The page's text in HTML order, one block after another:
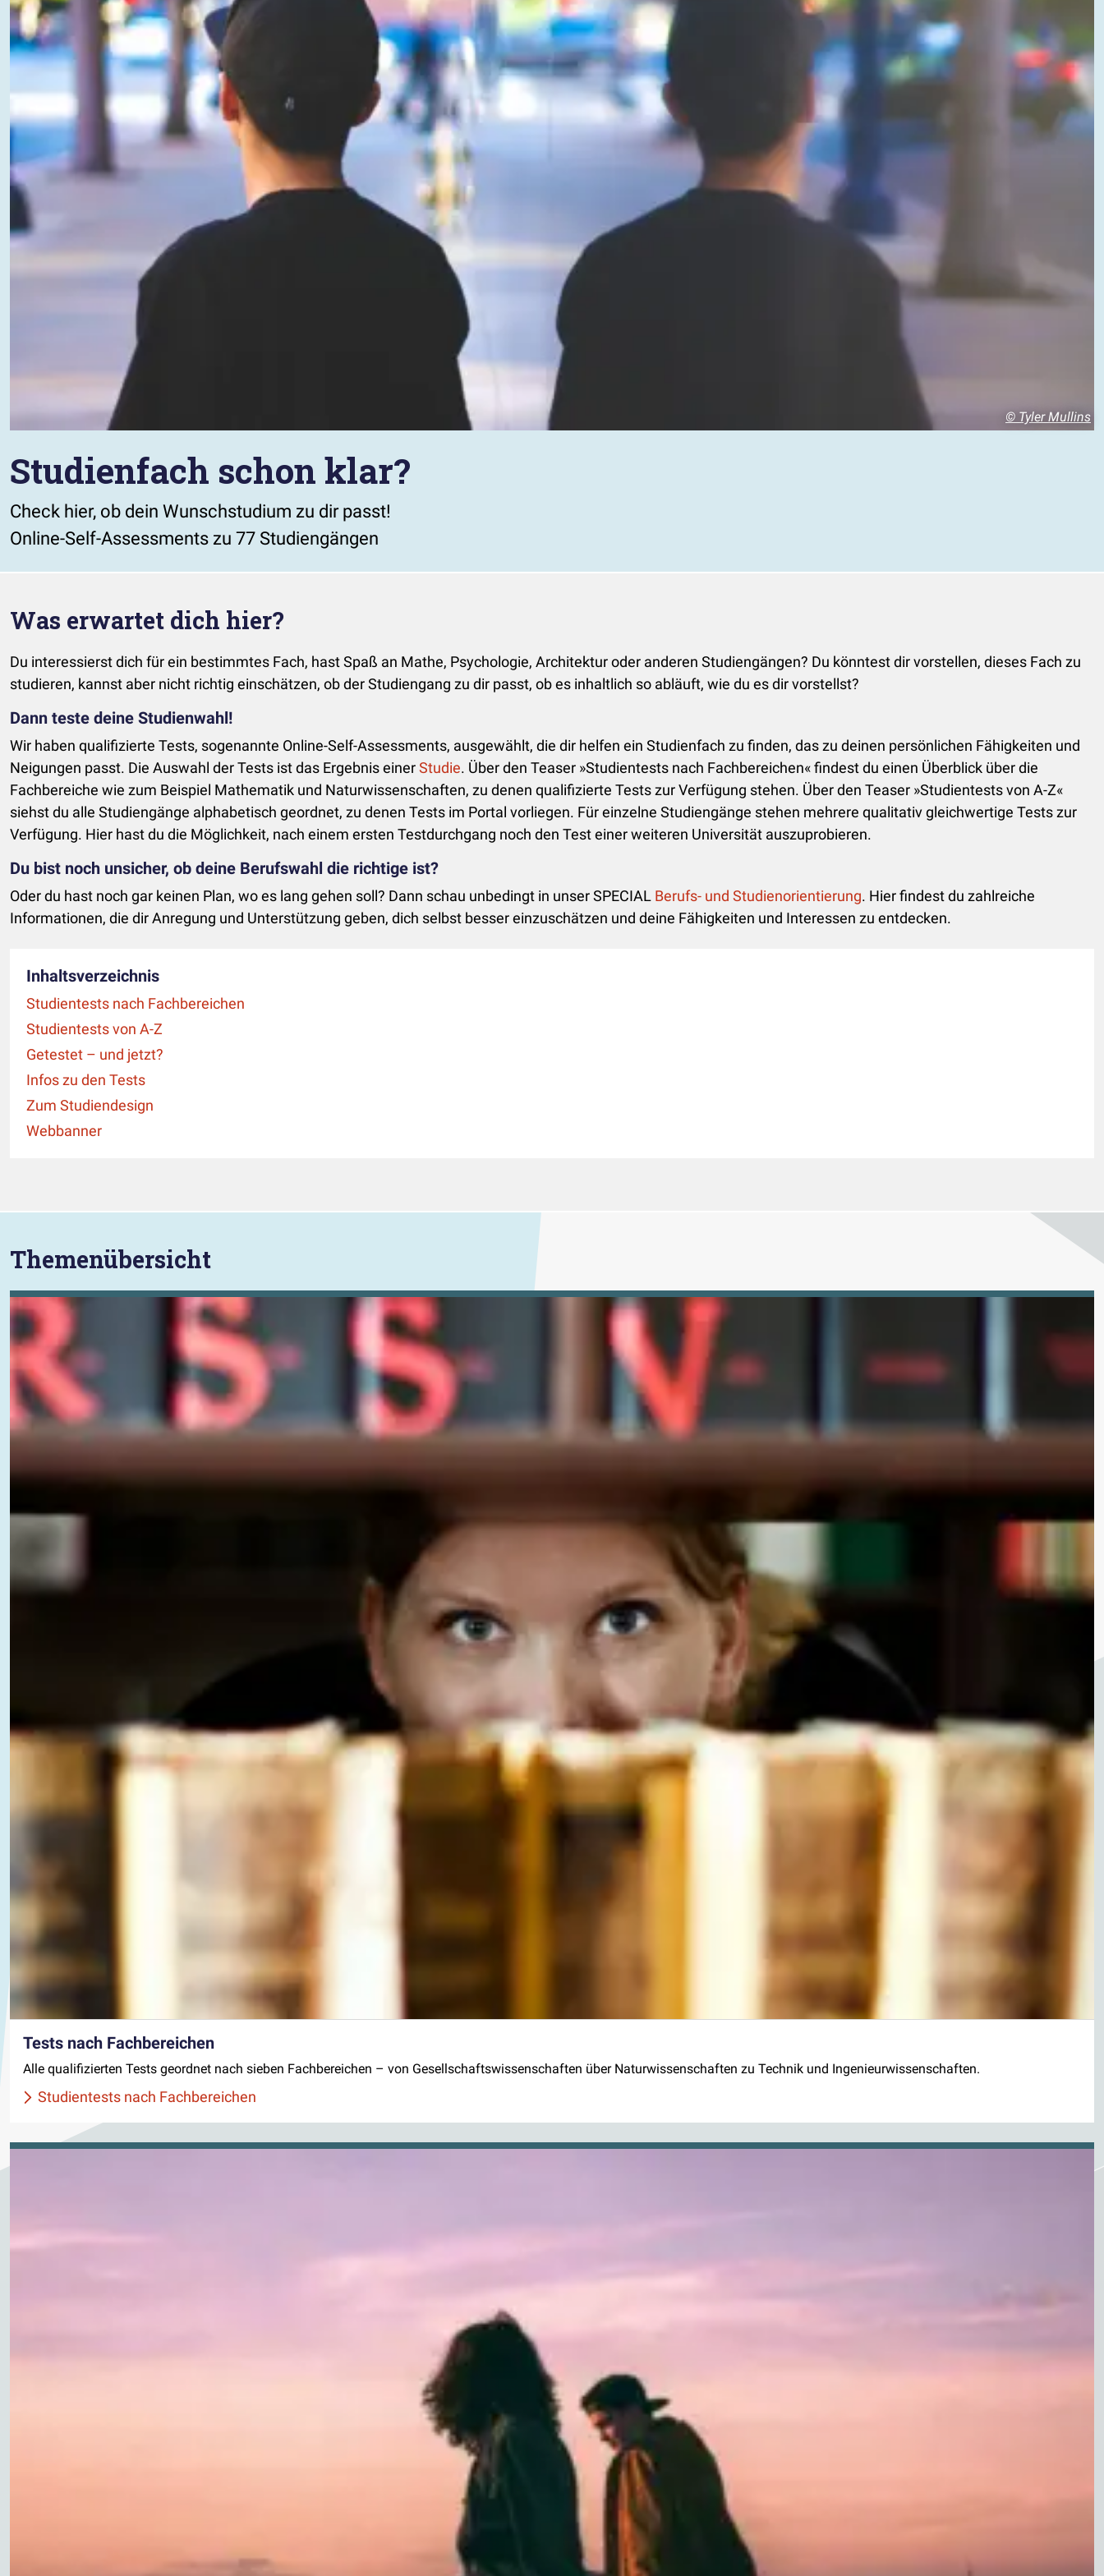
Studienfach schon klar?
Check hier, ob dein Wunschstudium zu dir passt!
Online-Self-Assessments zu 77 Studiengängen
© Tyler Mullins
Was erwartet dich hier?
Du interessierst dich für ein bestimmtes Fach, hast Spaß an Mathe, Psychologie, Architektur oder anderen Studiengängen? Du könntest dir vorstellen, dieses Fach zu
studieren, kannst aber nicht richtig einschätzen, ob der Studiengang zu dir passt, ob es inhaltlich so abläuft, wie du es dir vorstellst?
Dann teste deine Studienwahl!
Wir haben qualifizierte Tests, sogenannte Online-Self-Assessments, ausgewählt, die dir helfen ein Studienfach zu finden, das zu deinen persönlichen Fähigkeiten und
Neigungen passt. Die Auswahl der Tests ist das Ergebnis einerStudie. Über den Teaser »Studientests nach Fachbereichen« findest du einen Überblick über die
Fachbereiche wie zum Beispiel Mathematik und Naturwissenschaften, zu denen qualifizierte Tests zur Verfügung stehen. Über den Teaser »Studientests von A-Z«
siehst du alle Studiengänge alphabetisch geordnet, zu denen Tests im Portal vorliegen. Für einzelne Studiengänge stehen mehrere qualitativ gleichwertige Tests zur
Verfügung. Hier hast du die Möglichkeit, nach einem ersten Testdurchgang noch den Test einer weiteren Universität auszuprobieren.
Du bist noch unsicher, ob deine Berufswahl die richtige ist?
Oder du hast noch gar keinen Plan, wo es lang gehen soll? Dann schau unbedingt in unser SPECIAL Berufs- und Studienorientierung. Hier findest du zahlreiche
Informationen, die dir Anregung und Unterstützung geben, dich selbst besser einzuschätzen und deine Fähigkeiten und Interessen zu entdecken.
Inhaltsverzeichnis
Studientests nach Fachbereichen
Studientests von A-Z
Getestet – und jetzt?
Infos zu den Tests
Zum Studiendesign
Webbanner
Themenübersicht
Tests nach Fachbereichen
Alle qualifizierten Tests geordnet nach sieben Fachbereichen – von Gesellschaftswissenschaften über Naturwissenschaften zu Technik und Ingenieurwissenschaften.
Studientests nach Fachbereichen